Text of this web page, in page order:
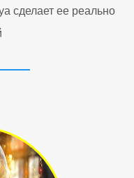
сделает ее реально